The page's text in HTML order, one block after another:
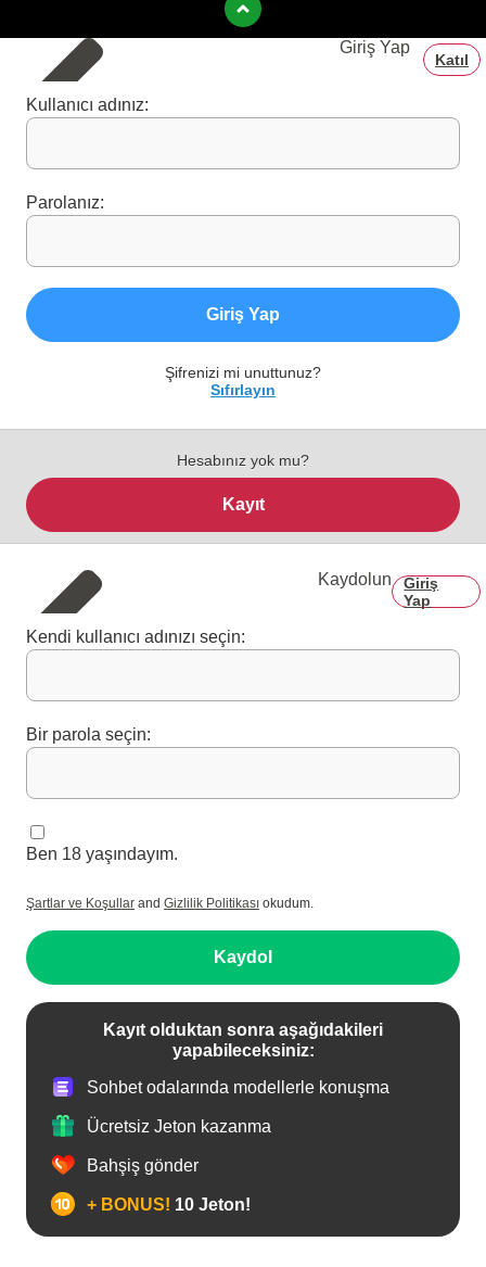
Giriş Yap
Katıl
Kullanıcı adınız:
Parolanız:
Giriş Yap
Şifrenizi mi unuttunuz?
Sıfırlayın
Hesabınız yok mu?
Kayıt
Kaydolun
Giriş
Yap
Kendi kullanıcı adınızı seçin:
Bir parola seçin:
Ben 18 yaşındayım.
Şartlar ve Koşullar and Gizlilik Politikası okudum.
Kaydol
Kayıt olduktan sonra aşağıdakileri
yapabileceksiniz:
Sohbet odalarında modellerle konuşma
Ücretsiz Jeton kazanma
Bahşiş gönder
+ BONUS! 10 Jeton!